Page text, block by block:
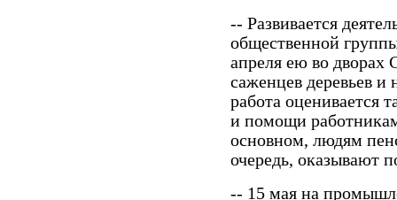
-- Развивается
общественной
апреля ею во дворах
саженцев деревьев и
работа оценивается
и помощи
основном, людям
очередь,
-- 15 мая на